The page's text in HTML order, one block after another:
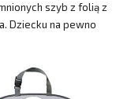
szyb z folią z
Dziecku na pewno